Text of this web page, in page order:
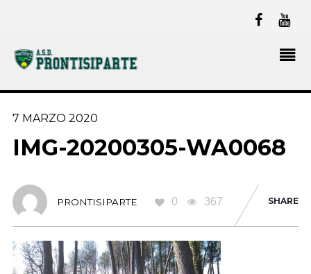
7 MARZO 2020
IMG-20200305-WA0068
PRONTISIPARTE 0 367 SHARE